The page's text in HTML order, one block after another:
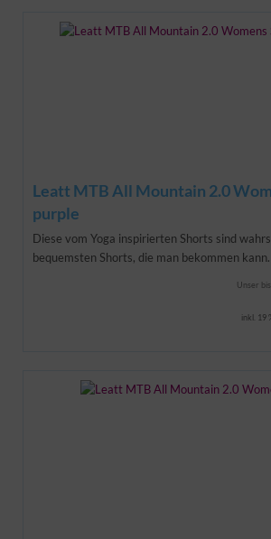
Leatt MTB All Mountain 2.0
purple
Diese vom Yoga inspirierten Shorts sind
bequemsten Shorts, die man bekommen kann.
Unser
inkl. 19